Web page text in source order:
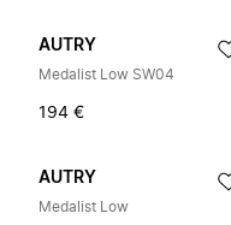
AUTRY
Medalist Low SW04
194 €
AUTRY
Medalist Low